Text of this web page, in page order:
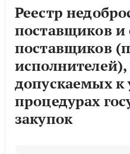
Реестр
поставщиков и
поставщиков
допускаемых к
процедурах
закупок